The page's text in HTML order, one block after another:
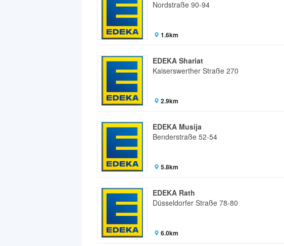
Nordstraße 90-94
1.6km
EDEKA Shariat
Kaiserswerther Straße 270
2.9km
EDEKA Musija
Benderstraße 52-54
5.8km
EDEKA Rath
Düsseldorfer Straße 78-80
6.0km